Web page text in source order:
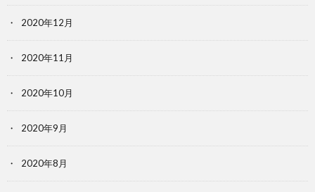
2020年12月
2020年11月
2020年10月
2020年9月
2020年8月